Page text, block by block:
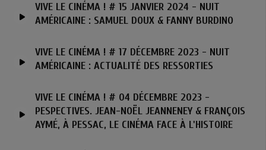
VIVE LE CINÉMA ! # 15 JANVIER 2024 - NUIT
AMÉRICAINE : SAMUEL DOUX & FANNY BURDINO
VIVE LE CINÉMA ! # 17 DÉCEMBRE 2023 - NUIT
AMÉRICAINE : ACTUALITÉ DES RESSORTIES
VIVE LE CINÉMA ! # 04 DÉCEMBRE 2023 -
PESPECTIVES. JEAN-NOËL JEANNENEY & FRANÇOIS
AYMÉ, À PESSAC, LE CINÉMA FACE À L'HISTOIRE